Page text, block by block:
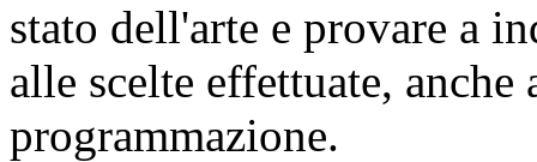
stato dell'arte e provare a
alle scelte effettuate,
programmazione.